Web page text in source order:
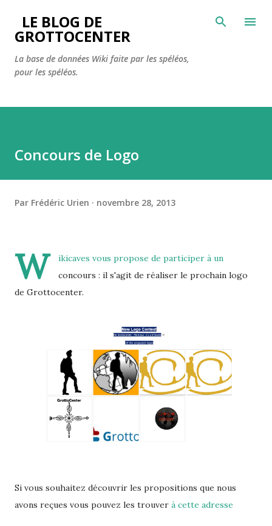
Accéder au contenu principal
LE BLOG DE
GROTTOCENTER
La base de données Wiki faite par les spéléos,
pour les spéléos.
Concours de Logo
Par Frédéric Urien novembre 28, 2013
W
ikicaves vous propose de participer à un
concours : il s'agit de réaliser le prochain logo
de Grottocenter.
Si vous souhaitez découvrir les propositions que nous
avons reçues vous pouvez les trouver à cette adresse